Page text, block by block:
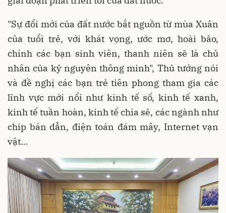
"Sự đổi mới của đất nước bắt nguồn từ mùa Xuân
của tuổi trẻ, với khát vọng, ước mơ, hoài bão,
chính các bạn sinh viên, thanh niên sẽ là chủ
nhân của kỷ nguyên thông minh", Thủ tướng nói
và đề nghị các bạn trẻ tiên phong tham gia các
lĩnh vực mới nổi như kinh tế số, kinh tế xanh,
kinh tế tuần hoàn, kinh tế chia sẻ, các ngành như
chip bán dẫn, điện toán đám mây, Internet vạn
vật…